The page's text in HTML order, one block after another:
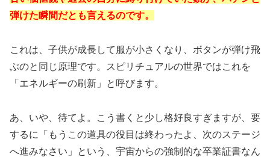
弾けた瞬間だとも言えるのです。
これは、子供が成長して服が小さくなり、ボタンが弾け飛
ぶのと同じ原理です。スピリチュアルの世界ではこれを
「エネルギーの刷新」と呼びます。
あ、いや、待てよ。こう書くと少し格好良すぎますが、要
するに「もうこの道具の役目は終わったよ、次のステージ
へ進みなさい」という、宇宙からの強制的な卒業証書なん